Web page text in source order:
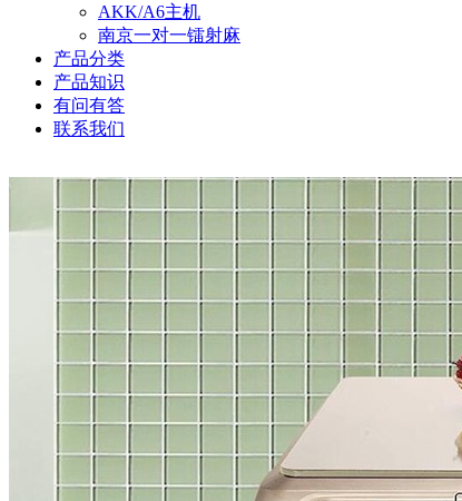
AKK/A6主机
南京一对一镭射麻
产品分类
产品知识
有问有答
联系我们